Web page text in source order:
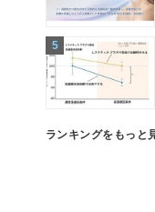
ランキングをもっと